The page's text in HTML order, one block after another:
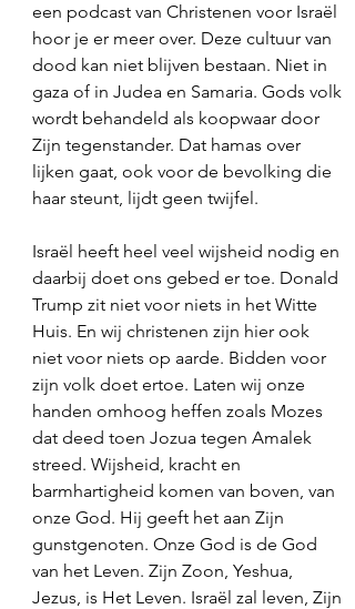
een podcast van Christenen voor Israël
hoor je er meer over. Deze cultuur van
dood kan niet blijven bestaan. Niet in
gaza of in Judea en Samaria. Gods volk
wordt behandeld als koopwaar door
Zijn tegenstander. Dat hamas over
lijken gaat, ook voor de bevolking die
haar steunt, lijdt geen twijfel.
Israël heeft heel veel wijsheid nodig en
daarbij doet ons gebed er toe. Donald
Trump zit niet voor niets in het Witte
Huis. En wij christenen zijn hier ook
niet voor niets op aarde. Bidden voor
zijn volk doet ertoe. Laten wij onze
handen omhoog heffen zoals Mozes
dat deed toen Jozua tegen Amalek
streed. Wijsheid, kracht en
barmhartigheid komen van boven, van
onze God. Hij geeft het aan Zijn
gunstgenoten. Onze God is de God
van het Leven. Zijn Zoon, Yeshua,
Jezus, is Het Leven. Israël zal leven, Zijn